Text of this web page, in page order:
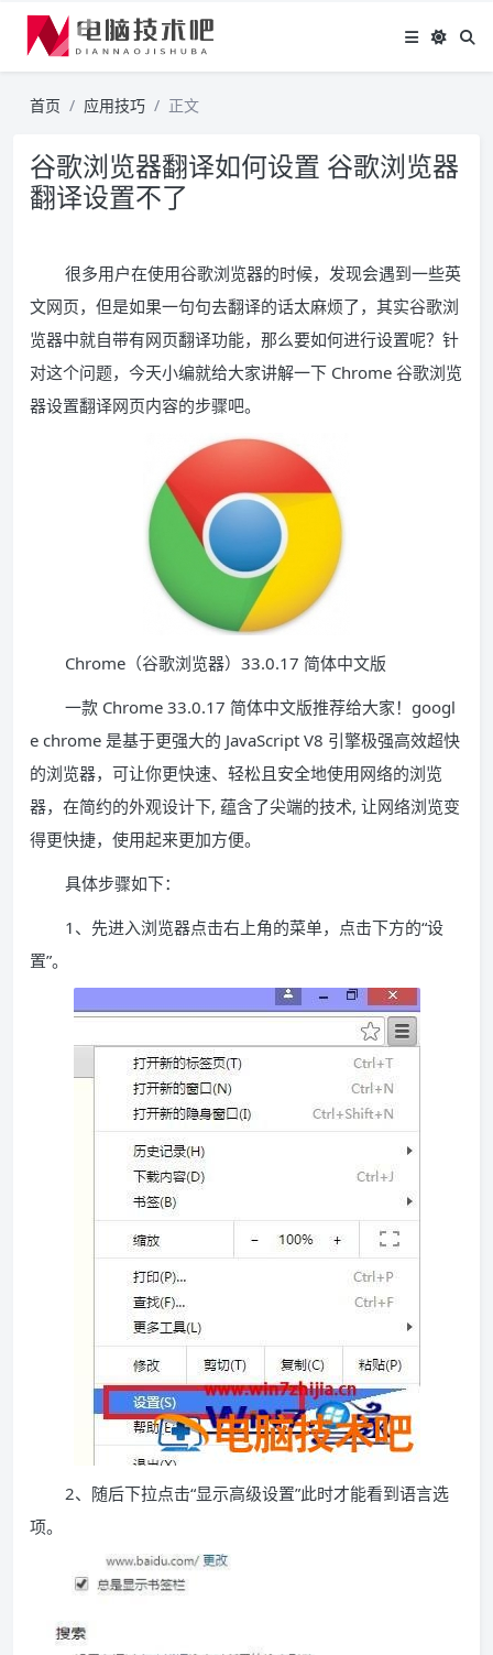
首页 应用技巧 正文
谷歌浏览器翻译如何设置 谷歌浏览器
翻译设置不了
很多用户在使用谷歌浏览器的时候，发现会遇到一些英
文网页，但是如果一句句去翻译的话太麻烦了，其实谷歌浏
览器中就自带有网页翻译功能，那么要如何进行设置呢？针
对这个问题，今天小编就给大家讲解一下 Chrome 谷歌浏览
器设置翻译网页内容的步骤吧。
Chrome（谷歌浏览器）33.0.17 简体中文版
一款 Chrome 33.0.17 简体中文版推荐给大家！googl
e chrome 是基于更强大的 JavaScript V8 引擎极强高效超快
的浏览器，可让你更快速、轻松且安全地使用网络的浏览
器，在简约的外观设计下, 蕴含了尖端的技术, 让网络浏览变
得更快捷，使用起来更加方便。
具体步骤如下：
1、先进入浏览器点击右上角的菜单，点击下方的“设
置”。
2、随后下拉点击“显示高级设置”此时才能看到语言选
项。